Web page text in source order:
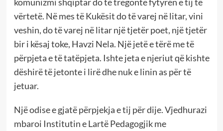
vërtetë. Në mes të Kukësit do të varej në litar, vini
veshin, do të varej në litar një tjetër poet, një tjetër
bir i kësaj toke, Havzi Nela. Një jetë e tërë me të
përpjeta e të tatëpjeta. Ishte jeta e njeriut që kishte
dëshirë të jetonte i lirë dhe nuk e linin as për të
jetuar.
Një odise e gjatë përpjekja e tij për dije. Vjedhurazi
mbaroi Institutin e Lartë Pedagogjik me